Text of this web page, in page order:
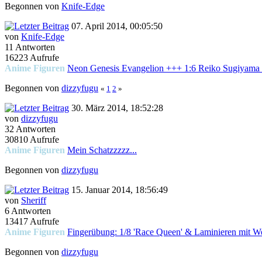
Begonnen von Knife-Edge
07. April 2014, 00:05:50
von Knife-Edge
11 Antworten
16223 Aufrufe
Anime Figuren Neon Genesis Evangelion +++ 1:6 Reiko
Begonnen von dizzyfugu « 1 2 »
30. März 2014, 18:52:28
von dizzyfugu
32 Antworten
30810 Aufrufe
Anime Figuren Mein Schatzzzzz...
Begonnen von dizzyfugu
15. Januar 2014, 18:56:49
von Sheriff
6 Antworten
13417 Aufrufe
Anime Figuren Fingerübung: 1/8 'Race Queen' & Laminieren mit
Begonnen von dizzyfugu